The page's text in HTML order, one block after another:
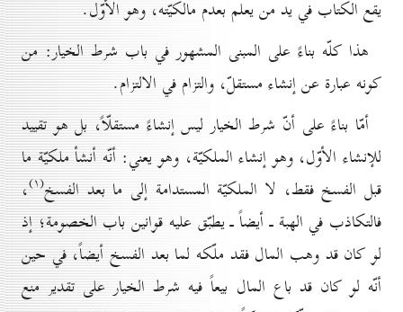
يقع الكتاب في يد من يعلم بعدم مالكيّته، وهو الأوّل.
هذا كلّه بناءً على المبنى المشهور في باب شرط الخيار: من
كونه عبارة عن إنشاء مستقلّ، والتزام في الالتزام.
أمّا بناءً على أنّ شرط الخيار ليس إنشاءً مستقلّاً، بل هو تقييد
للإنشاء الأوّل، وهو إنشاء الملكيّة، وهو يعني: أنّه أنشأ ملكيّة ما
قبل الفسخ فقط، لا الملكيّة المستدامة إلى ما بعد الفسخ(۱) ،
فالتكاذب في الهبة ـ أيضاً ـ يطبّق عليه قوانين باب الخصومة؛ إذ
لو كان قد وهب المال فقد ملّكه لما بعد الفسخ أيضاً، في حين
أنّه لو كان قد باع المال بيعاً فيه شرط الخيار على تقدير منع